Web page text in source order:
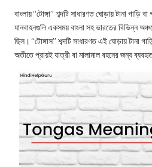
c
o
m
বাংলায় “টোঙ্গা” শব্দটি সাধারণত ঘোড়ায় টানা গাড়ি
যানবাহনগুলি একসময় বাংলা সহ ভারতের বিভিন্ন
ছিল। “টোঙ্গাস” শব্দটি সাধারণত এই ঘোড়ায় টানা
অতীতে প্রায়ই যাত্রী বা মালামাল বহনের জন্য